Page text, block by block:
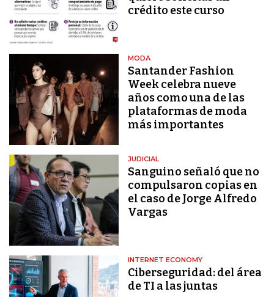
crédito este curso
MODA
Santander Fashion
Week celebra nueve
años como una de las
plataformas de moda
más importantes
JUDICIAL
Sanguino señaló que no
compulsaron copias en
el caso de Jorge Alfredo
Vargas
INTERNET ECONOMY
Ciberseguridad: del área
de TI a las juntas